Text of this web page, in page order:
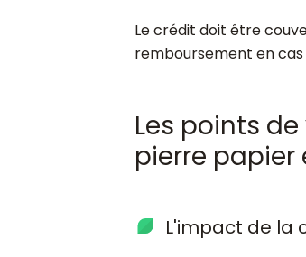
Le crédit doit être
remboursement en
Les points
pierre papier
L'impact de la